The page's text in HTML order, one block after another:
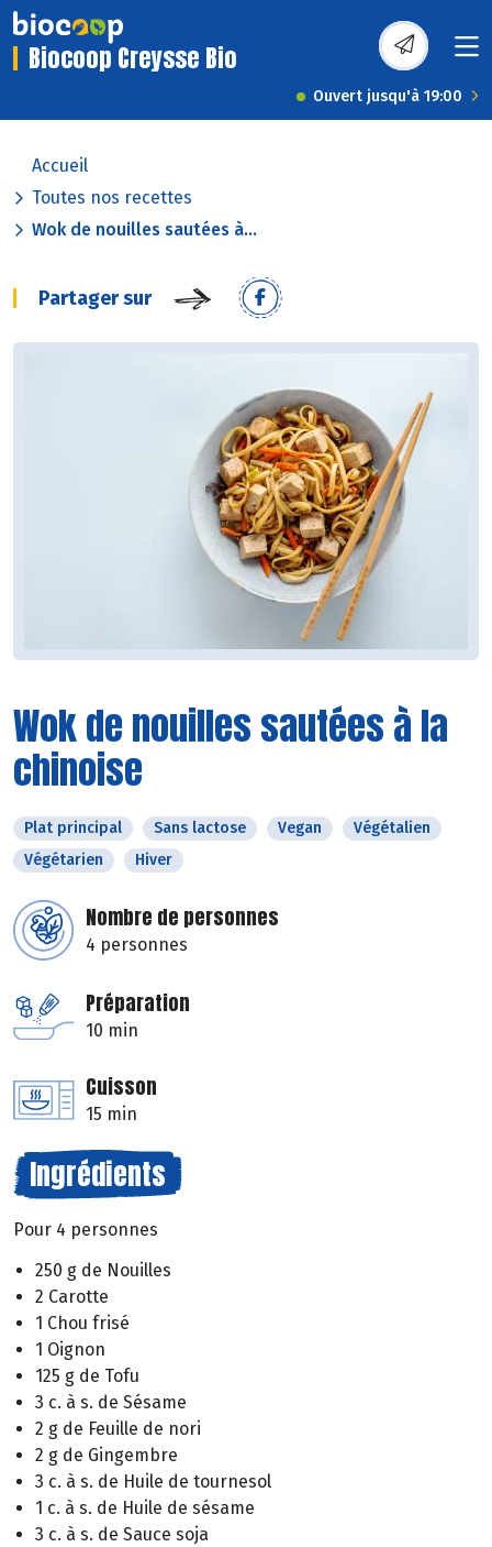
Biocoop Creysse Bio
Ouvert jusqu'à 19:00
Accueil
Toutes nos recettes
Wok de nouilles sautées à...
Partager sur
Wok de nouilles sautées à la
chinoise
Plat principal Sans lactose Vegan
Végétalien
Végétarien
Hiver
Nombre de personnes
4 personnes
Préparation
10 min
Cuisson
15 min
Ingrédients
Pour 4 personnes
250 g de Nouilles
2 Carotte
1 Chou frisé
1 Oignon
125 g de Tofu
3 c. à s. de Sésame
2 g de Feuille de nori
2 g de Gingembre
3 c. à s. de Huile de tournesol
1 c. à s. de Huile de sésame
3 c. à s. de Sauce soja